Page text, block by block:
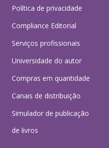
Política de privacidade
Compliance Editorial
Serviços profissionais
Universidade do autor
Compras em quantidade
Canais de distribuição
Simulador de publicação
de livros